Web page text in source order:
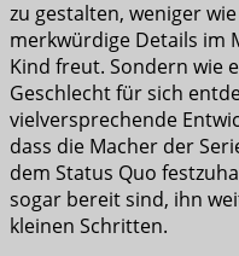
zu gestalten, weniger
merkwürdige Details im
Kind freut. Sondern wie
Geschlecht für sich
vielversprechende
dass die Macher der
dem Status Quo
sogar bereit sind, ihn
kleinen Schritten.